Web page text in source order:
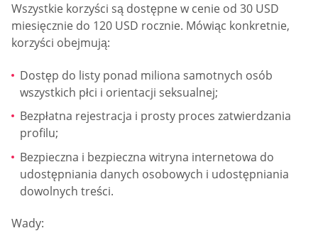
Wszystkie korzyści są dostępne w cenie od 30 USD
miesięcznie do 120 USD rocznie. Mówiąc konkretnie,
korzyści obejmują:
Dostęp do listy ponad miliona samotnych osób
wszystkich płci i orientacji seksualnej;
Bezpłatna rejestracja i prosty proces zatwierdzania
profilu;
Bezpieczna i bezpieczna witryna internetowa do
udostępniania danych osobowych i udostępniania
dowolnych treści.
Wady: